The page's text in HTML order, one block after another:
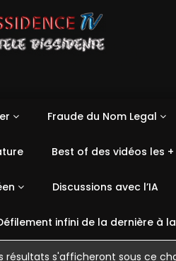
Fraude du Nom Legal
Best of des vidéos les +
Discussions avec l’IA
infini de la dernière à